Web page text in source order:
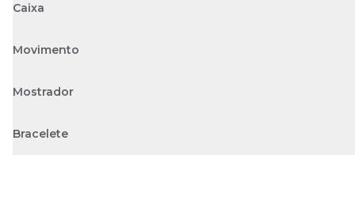
Caixa
Movimento
Mostrador
Bracelete